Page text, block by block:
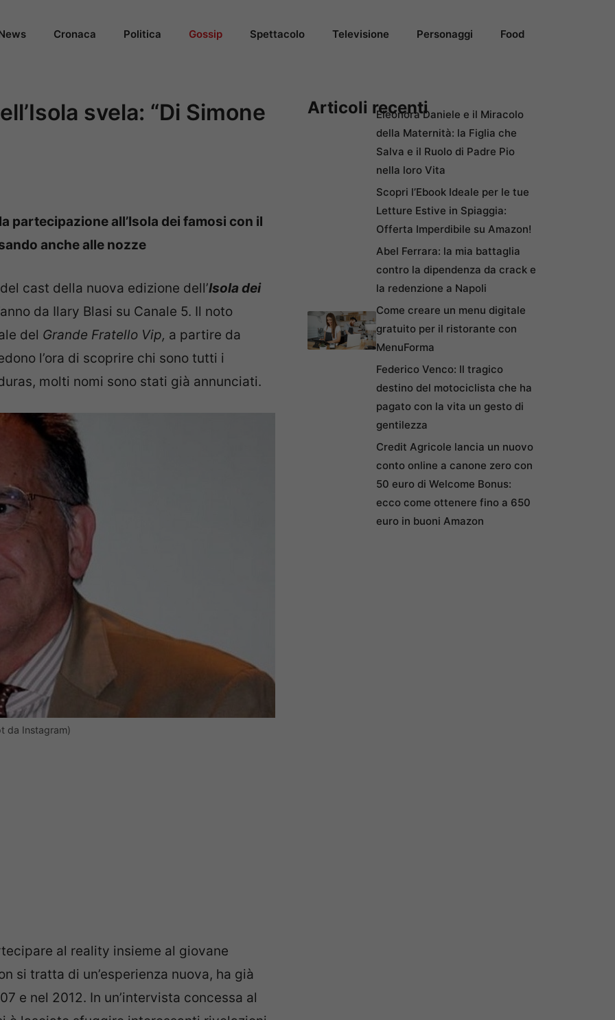
Cronaca Politica Gossip Spettacolo Televisione Personaggi Food
svela: “Di Simone
partecipazione all’Isola dei famosi con il
anche alle nozze
cast della nuova edizione dell’Isola dei
da Ilary Blasi su Canale 5. Il noto
del Grande Fratello Vip, a partire da
l’ora di scoprire chi sono tutti i
molti nomi sono stati già annunciati.
da Instagram)
al reality insieme al giovane
si tratta di un’esperienza nuova, ha già
e nel 2012. In un’intervista concessa al
Articoli recentiEleonora Daniele e il Miracolo
della Maternità: la Figlia che
Salva e il Ruolo di Padre Pio
nella loro Vita
Scopri l’Ebook Ideale per le tue
Letture Estive in Spiaggia:
Offerta Imperdibile su Amazon!
Abel Ferrara: la mia battaglia
contro la dipendenza da crack e
la redenzione a Napoli
Come creare un menu digitale
gratuito per il ristorante con
MenuForma
Federico Venco: Il tragico
destino del motociclista che ha
pagato con la vita un gesto di
gentilezza
Credit Agricole lancia un nuovo
conto online a canone zero con
50 euro di Welcome Bonus:
ecco come ottenere fino a 650
euro in buoni Amazon